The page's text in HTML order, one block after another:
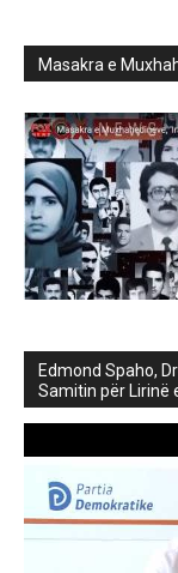
Masakra e
Edmond Spaho,
Samitin për Lirinë